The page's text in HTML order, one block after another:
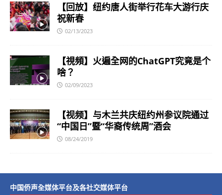
【回放】纽约唐人街举行花车大游行庆
祝新春
02/13/2023
【視頻】火遍全网的ChatGPT究竟是个
啥？
02/09/2023
【视频】与木兰共庆纽约州参议院通过
“中国日”暨“华裔传统周”酒会
08/24/2019
中国侨声全媒体平台及各社交媒体平台